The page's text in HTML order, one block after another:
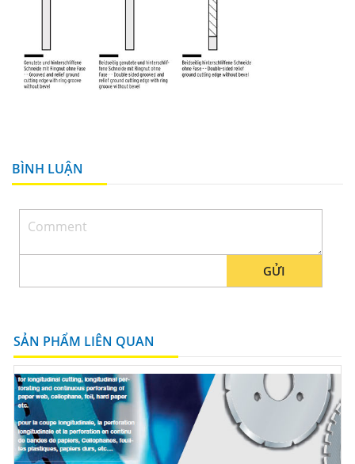
BÌNH LUẬN
GỬI
SẢN PHẨM LIÊN QUAN